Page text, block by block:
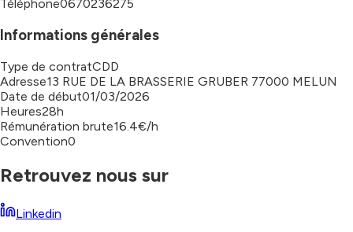
Téléphone0670236275
Informations générales
Type de contratCDD
Adresse13 RUE DE LA BRASSERIE GRUBER 77000 MELUN
Date de début01/03/2026
Heures28h
Rémunération brute16.4€/h
Convention0
Retrouvez nous sur
Linkedin